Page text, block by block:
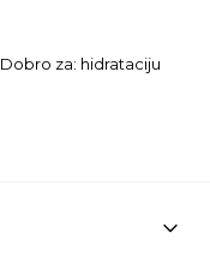
Dobro za: hidrataciju